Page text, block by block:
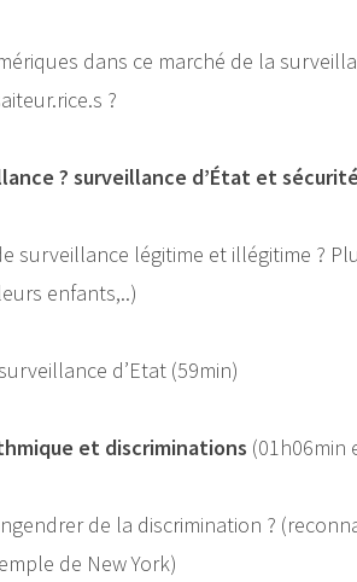
dans ce marché de la
?
? surveillance d’État et
surveillance légitime et illégitime ?
enfants,..)
d’Etat (59min)
et discriminations (01h06min
de la discrimination ?
de New York)